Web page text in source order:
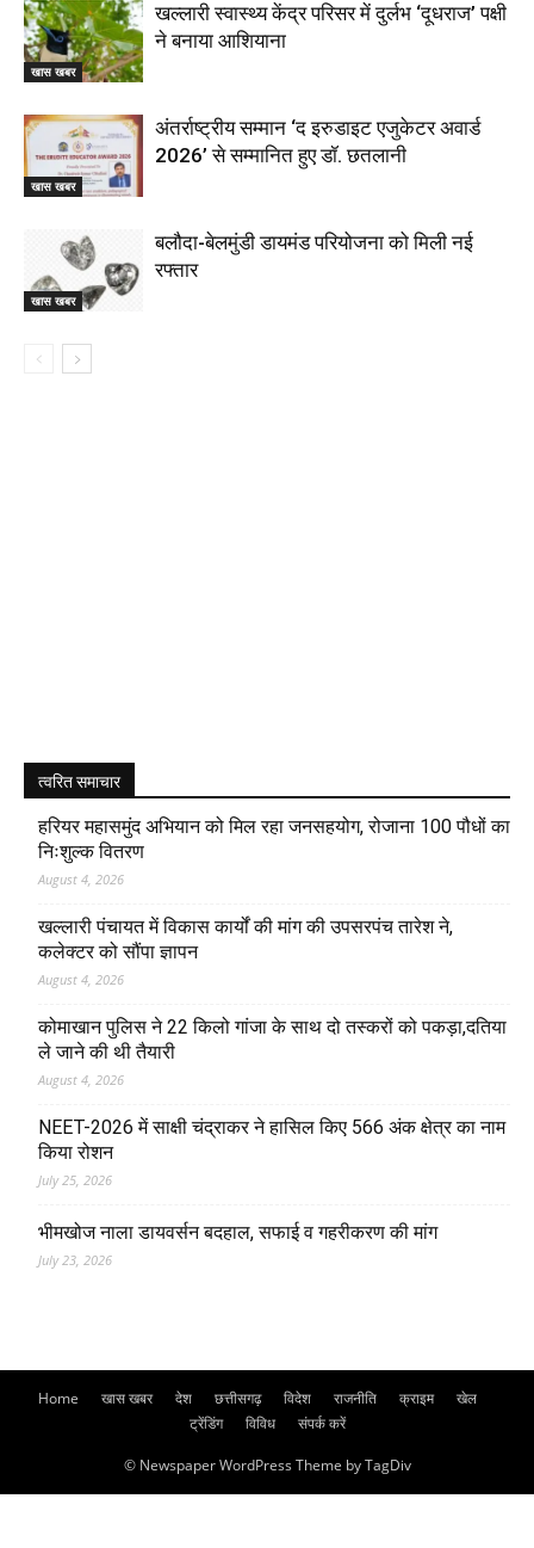
खास खबर
खल्लारी स्वास्थ्य केंद्र परिसर में दुर्लभ ‘दूधराज’ पक्षी
ने बनाया आशियाना
खास खबर
अंतर्राष्ट्रीय सम्मान ‘द इरुडाइट एजुकेटर अवार्ड
2026’ से सम्मानित हुए डॉ. छतलानी
खास खबर
बलौदा-बेलमुंडी डायमंड परियोजना को मिली नई
रफ्तार
त्वरित समाचार
हरियर महासमुंद अभियान को मिल रहा जनसहयोग, रोजाना 100 पौधों का
निःशुल्क वितरण
August 4, 2026
खल्लारी पंचायत में विकास कार्यों की मांग की उपसरपंच तारेश ने,
कलेक्टर को सौंपा ज्ञापन
August 4, 2026
कोमाखान पुलिस ने 22 किलो गांजा के साथ दो तस्करों को पकड़ा,दतिया
ले जाने की थी तैयारी
August 4, 2026
NEET-2026 में साक्षी चंद्राकर ने हासिल किए 566 अंक क्षेत्र का नाम
किया रोशन
July 25, 2026
भीमखोज नाला डायवर्सन बदहाल, सफाई व गहरीकरण की मांग
July 23, 2026
Home खास खबर देश छत्तीसगढ़ विदेश राजनीति क्राइम
खेल
ट्रेंडिंग
विविध संपर्क करें
© Newspaper WordPress Theme by TagDiv